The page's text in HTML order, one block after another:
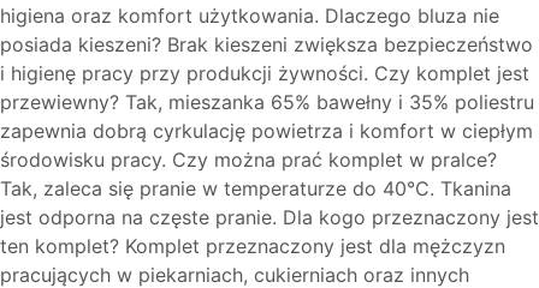
higiena oraz komfort użytkowania. Dlaczego bluza nie
posiada kieszeni? Brak kieszeni zwiększa bezpieczeństwo
i higienę pracy przy produkcji żywności. Czy komplet jest
przewiewny? Tak, mieszanka 65% bawełny i 35% poliestru
zapewnia dobrą cyrkulację powietrza i komfort w ciepłym
środowisku pracy. Czy można prać komplet w pralce?
Tak, zaleca się pranie w temperaturze do 40°C. Tkanina
jest odporna na częste pranie. Dla kogo przeznaczony jest
ten komplet? Komplet przeznaczony jest dla mężczyzn
pracujących w piekarniach, cukierniach oraz innych